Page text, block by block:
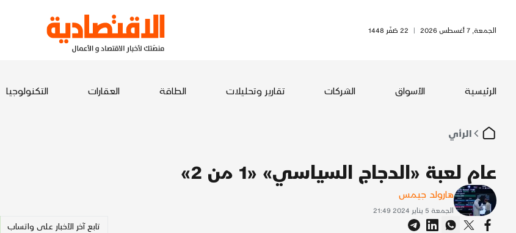
الجمعة, 7 أغسطس 2026 | 22 صَفَر 1448
الرئيسية الأسواق الشركات تقارير وتحليلات الطاقة العقارات التكنولوجيا
الرأي
عام لعبة «الدجاج السياسي» «1 من 2»
هارولد جيمس
الجمعة 5 يناير 2024 21:49
تابع آخر الأخبار على واتساب